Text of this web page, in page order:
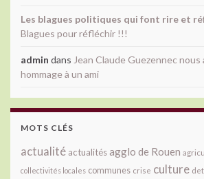
Les blagues politiques qui font rire et
Blagues pour réfléchir !!!
admin dans Jean Claude Guezennec
hommage à un ami
MOTS CLÉS
actualité actualitésagglo de Rouen
collectivités locales communes crise culture